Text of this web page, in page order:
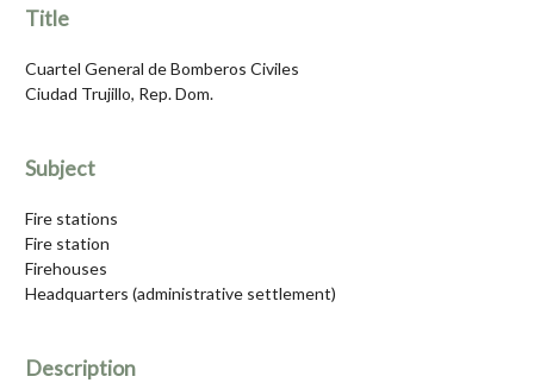
Title
Cuartel General de Bomberos Civiles
Ciudad Trujillo, Rep. Dom.
Subject
Fire stations
Fire station
Firehouses
Headquarters (administrative settlement)
Description